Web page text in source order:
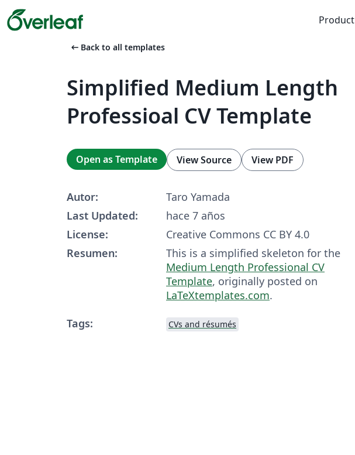
Product
arrow_left_alt Back to all templates
Simplified Medium Length
Professioal CV Template
Open as Template View Source View PDF
Autor:
Taro Yamada
Last Updated:
hace 7 años
License:
Creative Commons CC BY 4.0
Resumen:
This is a simplified skeleton for the
Medium Length Professional CV
Template, originally posted on
LaTeXtemplates.com.
Tags:
CVs and résumés